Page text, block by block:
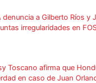
denuncia a Gilberto Ríos y
irregularidades en
Toscano afirma que
en caso de Juan